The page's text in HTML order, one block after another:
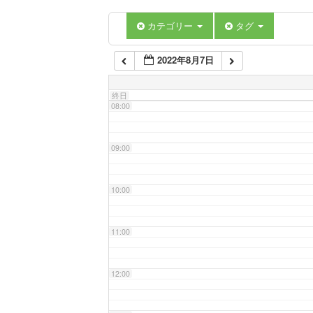
カテゴリー タグ
2022年8月7日
終日
07:00
08:00
09:00
10:00
11:00
12:00